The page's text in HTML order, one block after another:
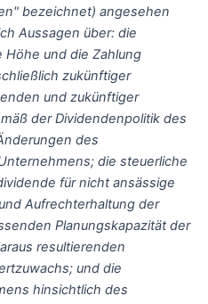
bezeichnet) angesehen
Aussagen über: die
Höhe und die Zahlung
zukünftiger
und zukünftiger
der Dividendenpolitik des
des
die steuerliche
für nicht ansässige
Aufrechterhaltung der
Planungskapazität der
resultierenden
und die
hinsichtlich des